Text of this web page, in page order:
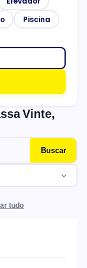
Piscina
Vinte,
Buscar
tudo